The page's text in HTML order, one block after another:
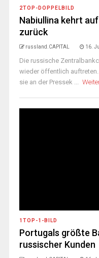
2TOP-DOPPELBILD
Nabiullina kehrt
zurück
russland.CAPITAL 16.
Die russische
wieder öffentlich
sie an der Pressek ...
1TOP-1-BILD
Portugals größte
russischer Kunden